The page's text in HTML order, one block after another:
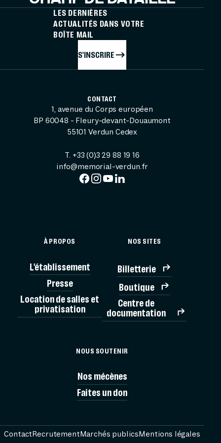
LES DERNIÈRES
ACTUALITÉS DANS VOTRE
BOÎTE MAIL
S'INSCRIRE
CONTACT
1, avenue du Corps européen
BP 60048 - Fleury-devant-Douaumont
55101 Verdun Cedex
T. +33 (0)3 29 88 19 16
info@memorial-verdun.fr
À PROPOS
L'établissement
Presse
Location de salles et
privatisation
NOS SITES
Billetterie
Boutique
Centre de
documentation
NOUS SOUTENIR
Nos mécènes
Faites un don
ContactRecrutementMarchés publicsMentions légales